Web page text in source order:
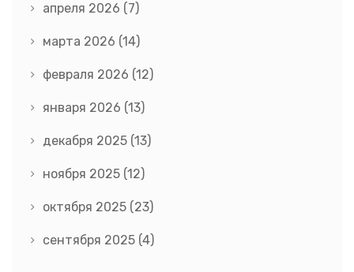
апреля 2026 (7)
марта 2026 (14)
февраля 2026 (12)
января 2026 (13)
декабря 2025 (13)
ноября 2025 (12)
октября 2025 (23)
сентября 2025 (4)